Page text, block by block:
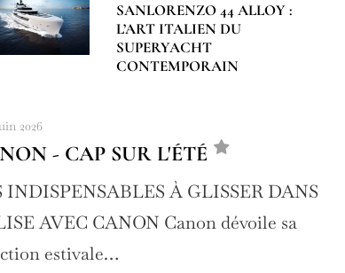
SANLORENZO 44 ALLOY :
L’ART ITALIEN DU
SUPERYACHT
CONTEMPORAIN
2026
- CAP SUR L'ÉTÉ
INDISPENSABLES À GLISSER DANS
AVEC CANON Canon dévoile sa
estivale…